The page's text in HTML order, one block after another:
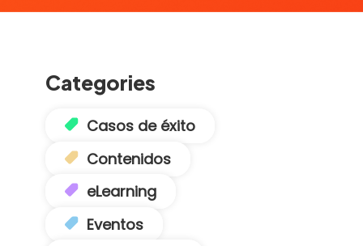
Categories
Casos de éxito
Contenidos
eLearning
Eventos